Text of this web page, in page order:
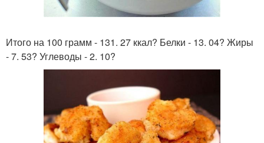
Итого на 100 грамм - 131. 27 ккал? Белки - 13. 04? Жиры
- 7. 53? Углеводы - 2. 10?